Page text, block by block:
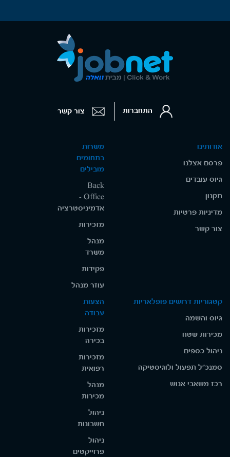
אודותינו
פרסם אצלנו
גיוס עובדים
תקנון
מדיניות פרטיות
צור קשר
משרות
בתחומים
מובילים
Back
Office -
אדמיניסטרציה
מזכירות
מנהל
משרד
פקידות
עוזר מנהל
קטגוריות דרושים פופלאריות
גיוס והשמה
מכירות שטח
ניהול כספים
סמנכ"ל תפעול ולוגיסטיקה
רכז משאבי אנוש
הצעות
עבודה
מזכירות
בכירה
מזכירות
רפואית
מנהל
מכירות
ניהול
חשבונות
ניהול
פרוייקטים